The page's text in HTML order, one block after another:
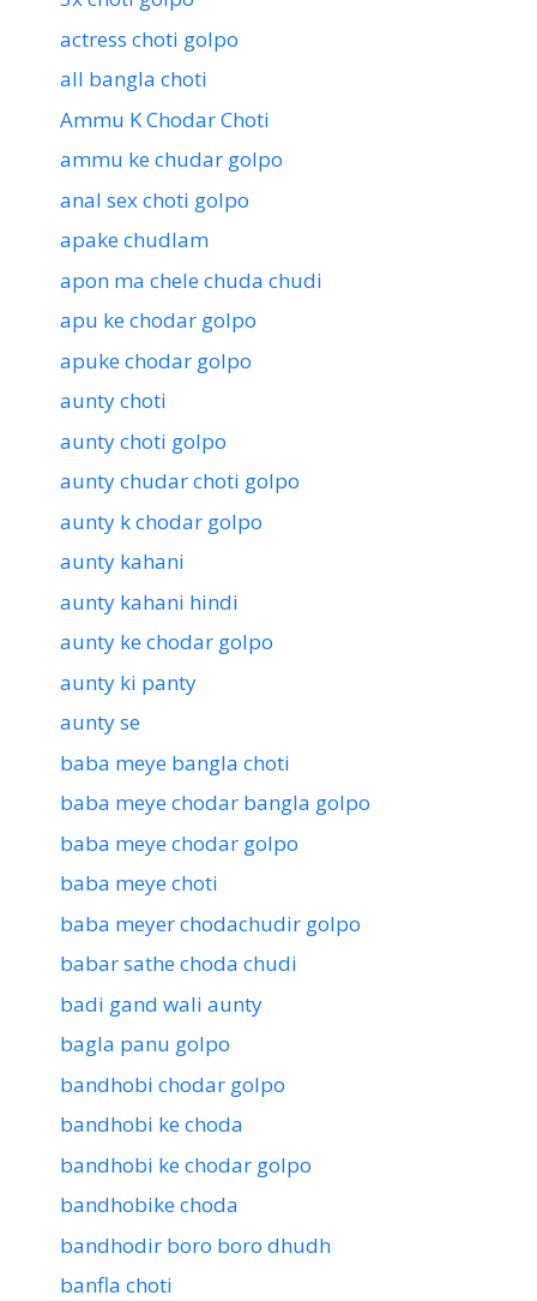
actress choti golpo
all bangla choti
Ammu K Chodar Choti
ammu ke chudar golpo
anal sex choti golpo
apake chudlam
apon ma chele chuda chudi
apu ke chodar golpo
apuke chodar golpo
aunty choti
aunty choti golpo
aunty chudar choti golpo
aunty k chodar golpo
aunty kahani
aunty kahani hindi
aunty ke chodar golpo
aunty ki panty
aunty se
baba meye bangla choti
baba meye chodar bangla golpo
baba meye chodar golpo
baba meye choti
baba meyer chodachudir golpo
babar sathe choda chudi
badi gand wali aunty
bagla panu golpo
bandhobi chodar golpo
bandhobi ke choda
bandhobi ke chodar golpo
bandhobike choda
bandhodir boro boro dhudh
banfla choti